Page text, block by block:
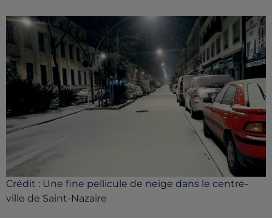
Crédit : Une fine pellicule de neige dans le centre-
ville de Saint-Nazaire